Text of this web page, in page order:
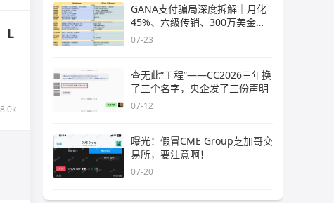
L
GANA支付骗局深度拆解｜月化
45%、六级传销、300万美金窟
窿，拉菲
07-23
查无此“工程”——CC2026三年换
了三个名字，央企发了三份声明
07-12
曝光：假冒CME Group芝加哥交
易所，要注意啊！
07-20